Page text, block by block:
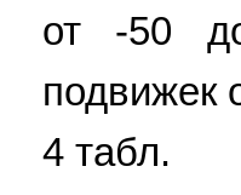
от -50
подвижек
4 табл.